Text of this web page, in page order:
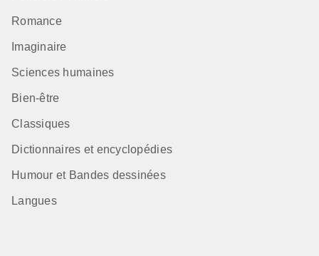
Romance
Imaginaire
Sciences humaines
Bien-être
Classiques
Dictionnaires et encyclopédies
Humour et Bandes dessinées
Langues